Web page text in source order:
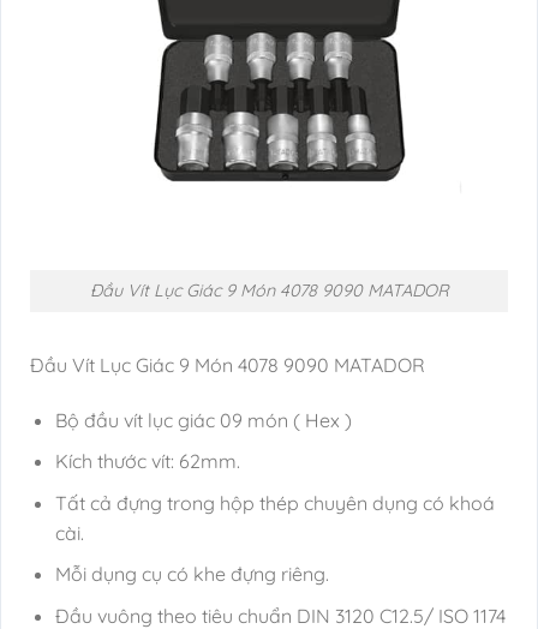
Đầu Vít Lục Giác 9 Món 4078 9090 MATADOR
Đầu Vít Lục Giác 9 Món 4078 9090 MATADOR
Bộ đầu vít lục giác 09 món ( Hex )
Kích thước vít: 62mm.
Tất cả đựng trong hộp thép chuyên dụng có khoá
cài.
Mỗi dụng cụ có khe đựng riêng.
Đầu vuông theo tiêu chuẩn DIN 3120 C12.5/ ISO 1174